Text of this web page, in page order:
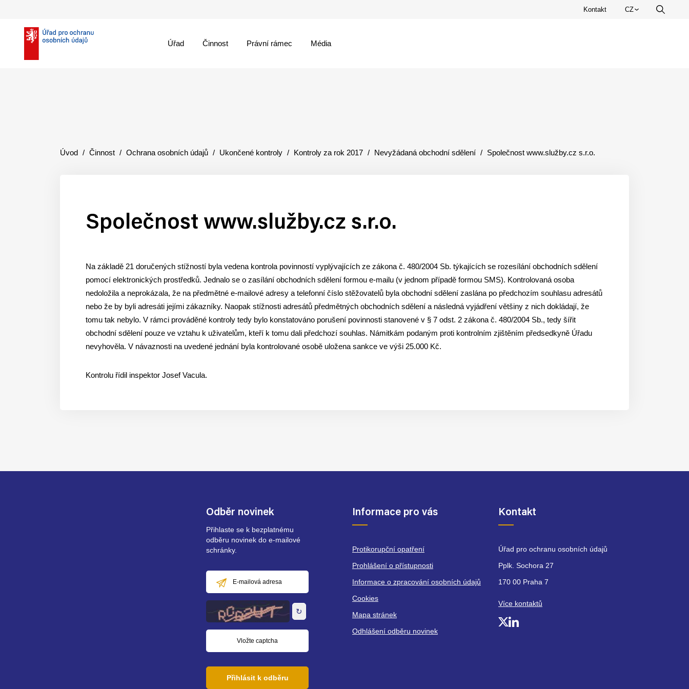
Kontakt
Zvolte
CZ
Úřad Činnost Právní rámec Média
Úvod Činnost Ochrana osobních údajů Ukončené kontroly Kontroly za rok 2017 Nevyžádaná obchodní sdělení Společnost www.služby.cz s.r.o.
Společnost www.služby.cz s.r.o.
Na základě 21 doručených stížností byla vedena kontrola povinností vyplývajících ze zákona č. 480/2004 Sb. týkajících se rozesílání obchodních sdělení
pomocí elektronických prostředků. Jednalo se o zasílání obchodních sdělení formou e-mailu (v jednom případě formou SMS). Kontrolovaná osoba
nedoložila a neprokázala, že na předmětné e-mailové adresy a telefonní číslo stěžovatelů byla obchodní sdělení zaslána po předchozím souhlasu adresátů
nebo že by byli adresáti jejími zákazníky. Naopak stížnosti adresátů předmětných obchodních sdělení a následná vyjádření většiny z nich dokládají, že
tomu tak nebylo. V rámci prováděné kontroly tedy bylo konstatováno porušení povinnosti stanovené v § 7 odst. 2 zákona č. 480/2004 Sb., tedy šířit
obchodní sdělení pouze ve vztahu k uživatelům, kteří k tomu dali předchozí souhlas. Námitkám podaným proti kontrolním zjištěním předsedkyně Úřadu
nevyhověla. V návaznosti na uvedené jednání byla kontrolované osobě uložena sankce ve výši 25.000 Kč.
Kontrolu řídil inspektor Josef Vacula.
Odběr novinek
Přihlaste se k bezplatnému
odběru novinek do e-mailové
schránky.
mailová
adresa
↻
Přihlásit k odběru
Informace pro vás
Protikorupční opatření
Prohlášení o přístupnosti
Informace o zpracování osobních údajů
Cookies
Mapa stránek
Odhlášení odběru novinek
Kontakt
Úřad pro ochranu osobních údajů
Pplk. Sochora 27
170 00 Praha 7
Více kontaktů